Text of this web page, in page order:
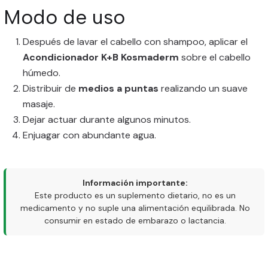
Modo de uso
Después de lavar el cabello con shampoo, aplicar el
Acondicionador K+B Kosmaderm sobre el cabello
húmedo.
Distribuir de medios a puntas realizando un suave
masaje.
Dejar actuar durante algunos minutos.
Enjuagar con abundante agua.
Información importante:
Este producto es un suplemento dietario, no es un
medicamento y no suple una alimentación equilibrada. No
consumir en estado de embarazo o lactancia.